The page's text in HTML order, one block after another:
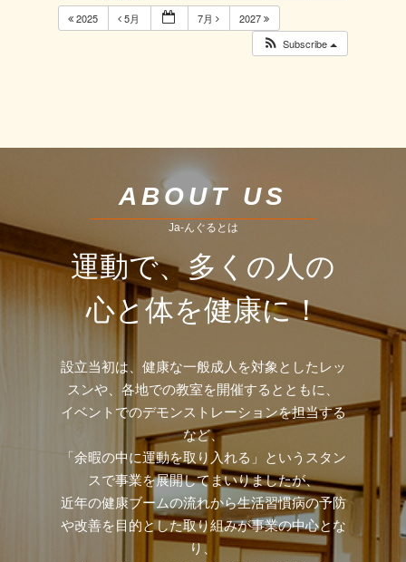
2025 5月 7月
2027
Subscribe
ABOUT US
Ja-んぐるとは
運動で、多くの人の
心と体を健康に！
設立当初は、健康な一般成人を対象としたレッ
スンや、各地での教室を開催するとともに、
イベントでのデモンストレーションを担当する
など、
「余暇の中に運動を取り入れる」というスタン
スで事業を展開してまいりましたが、
近年の健康ブームの流れから生活習慣病の予防
や改善を目的とした取り組みが事業の中心とな
り、